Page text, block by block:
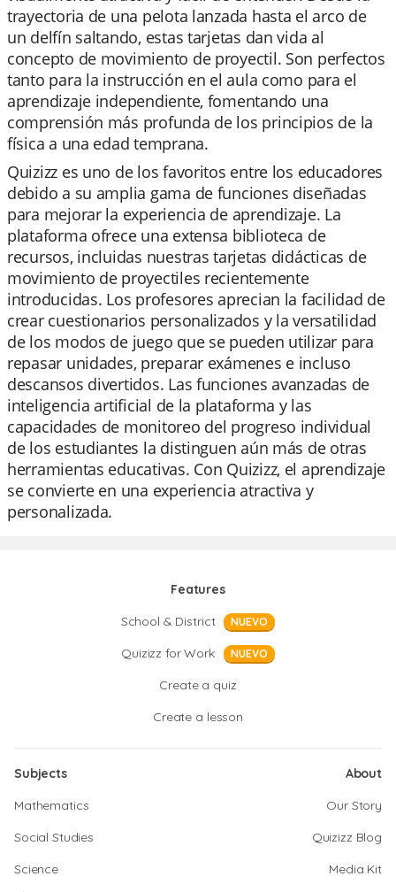
trayectoria de una pelota lanzada hasta el arco de
un delfín saltando, estas tarjetas dan vida al
concepto de movimiento de proyectil. Son perfectos
tanto para la instrucción en el aula como para el
aprendizaje independiente, fomentando una
comprensión más profunda de los principios de la
física a una edad temprana.
Quizizz es uno de los favoritos entre los educadores
debido a su amplia gama de funciones diseñadas
para mejorar la experiencia de aprendizaje. La
plataforma ofrece una extensa biblioteca de
recursos, incluidas nuestras tarjetas didácticas de
movimiento de proyectiles recientemente
introducidas. Los profesores aprecian la facilidad de
crear cuestionarios personalizados y la versatilidad
de los modos de juego que se pueden utilizar para
repasar unidades, preparar exámenes e incluso
descansos divertidos. Las funciones avanzadas de
inteligencia artificial de la plataforma y las
capacidades de monitoreo del progreso individual
de los estudiantes la distinguen aún más de otras
herramientas educativas. Con Quizizz, el aprendizaje
se convierte en una experiencia atractiva y
personalizada.
Features
School & District
NUEVO
Quizizz for Work NUEVO
Create a quiz
Create a lesson
Subjects
Mathematics
Social Studies
Science
About
Our Story
Quizizz Blog
Media Kit